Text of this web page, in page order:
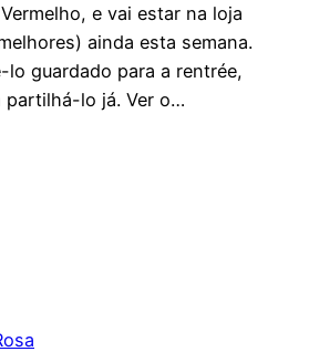
e vai estar na loja
ainda esta semana.
lo guardado para a rentrée,
partilhá-lo já. Ver o…